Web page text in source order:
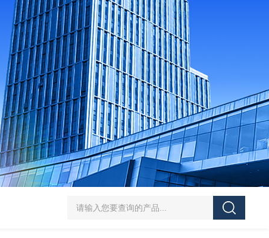
HT/SC-800砂尘试验机厂家 HT/GDSJ-80天津小型高低温交变湿热试验